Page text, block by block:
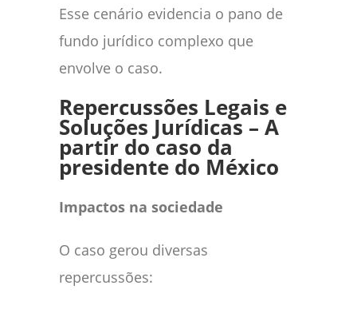
Esse cenário evidencia o pano de
fundo jurídico complexo que
envolve o caso.
Repercussões Legais e
Soluções Jurídicas – A
partir do caso da
presidente do México
Impactos na sociedade
O caso gerou diversas
repercussões: